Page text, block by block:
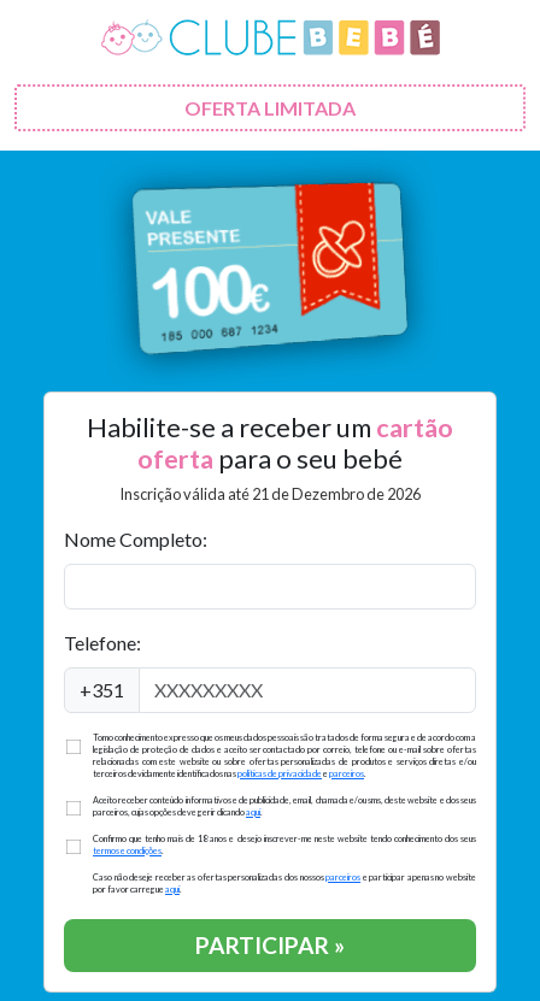
OFERTA LIMITADA
Habilite-se a receber um cartão
oferta para o seu bebé
Inscrição válida até 21 de Dezembro de2026
Nome Completo:
Telefone:
+351
Tomo conhecimento expresso que os meus dados pessoais são tratados de forma segura e de acordo com a
legislação de proteção de dados e aceito ser contactado por correio, telefone ou e-mail sobre ofertas
relacionadas com este website ou sobre ofertas personalizadas de produtos e serviços diretas e/ou
terceiros devidamente identificados naspolíticas de privacidadeeparceiros.
Aceito receber conteúdo informativos e de publicidade, email, chamada e/ou sms, deste website e dos seus
parceiros, cujas opções deve gerir clicandoaqui.
Confirmo que tenho mais de 18 anos e desejo inscrever-me neste website tendo conhecimento dos seus
termos e condições.
Caso não deseje receber as ofertas personalizadas dos nossosparceiros e participar apenas no website
por favor carregueaqui.
PARTICIPAR »